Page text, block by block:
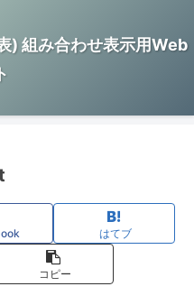
) 組み合わせ表示用Web
はてブ
コピー